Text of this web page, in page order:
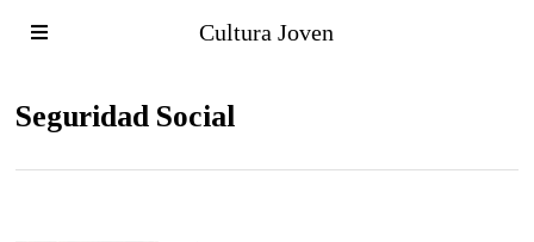
Cultura Joven
Seguridad Social